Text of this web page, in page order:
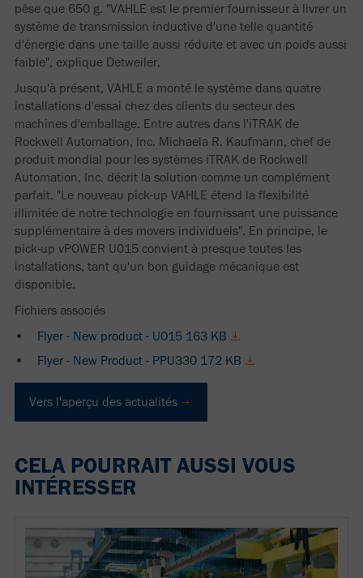
pèse que 650 g. "VAHLE est le premier fournisseur à livrer un
système de transmission inductive d'une telle quantité
d'énergie dans une taille aussi réduite et avec un poids aussi
faible", explique Detweiler.
Jusqu'à présent, VAHLE a monté le système dans quatre
installations d'essai chez des clients du secteur des
machines d'emballage. Entre autres dans l'iTRAK de
Rockwell Automation, Inc. Michaela R. Kaufmann, chef de
produit mondial pour les systèmes iTRAK de Rockwell
Automation, Inc. décrit la solution comme un complément
parfait. "Le nouveau pick-up VAHLE étend la flexibilité
illimitée de notre technologie en fournissant une puissance
supplémentaire à des movers individuels". En principe, le
pick-up vPOWER U015 convient à presque toutes les
installations, tant qu'un bon guidage mécanique est
disponible.
Fichiers associés
Flyer - New product - U015 163 KB
Flyer - New Product - PPU330 172 KB
Vers l'aperçu des actualités
CELA POURRAIT AUSSI VOUS
INTÉRESSER